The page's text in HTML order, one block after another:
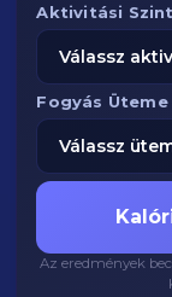
Aktivitási Szint
Fogyás Üteme
Az eredmények